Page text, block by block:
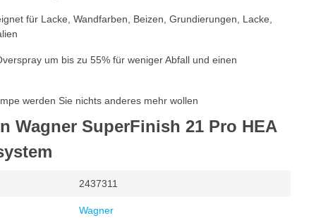
für Lacke, Wandfarben, Beizen, Grundierungen, Lacke,
um bis zu 55% für weniger Abfall und einen
werden Sie nichts anderes mehr wollen
Wagner SuperFinish 21 Pro HEA
2437311
Wagner